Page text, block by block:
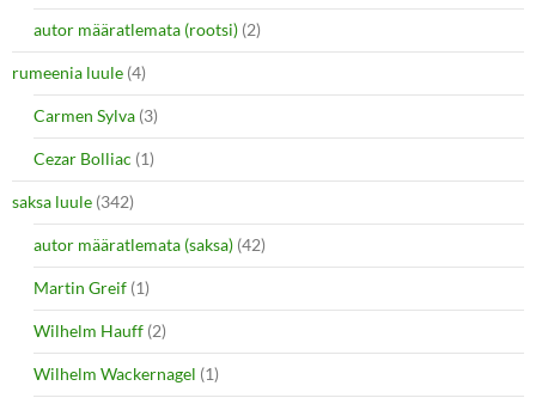
autor määratlemata (rootsi) (2)
rumeenia luule (4)
Carmen Sylva (3)
Cezar Bolliac (1)
saksa luule (342)
autor määratlemata (saksa) (42)
Martin Greif (1)
Wilhelm Hauff (2)
Wilhelm Wackernagel (1)